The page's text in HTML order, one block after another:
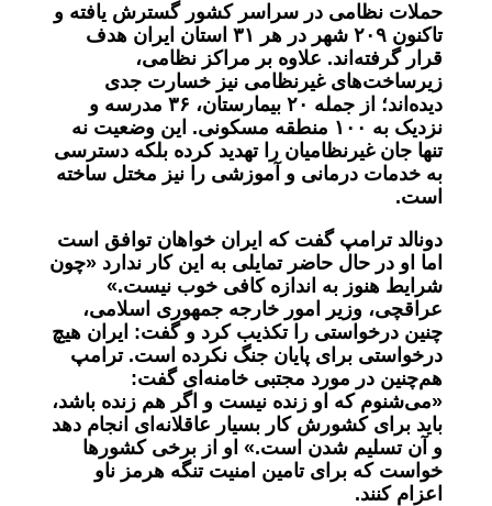
حملات نظامی در سراسر کشور گسترش یافته و
تاکنون ۲۰۹شهر در هر ۳۱استان ایران هدف
قرار گرفته‌اند. علاوه بر مراکز نظامی،
زیرساخت‌های غیرنظامی نیز خسارت جدی
دیده‌اند؛ از جمله ۲۰بیمارستان، ۳۶مدرسه و
نزدیک به ۱۰۰ منطقه مسکونی. این وضعیت نه
تنها جان غیرنظامیان را تهدید کرده بلکه دسترسی
به خدمات درمانی و آموزشی را نیز مختل ساخته
است.
دونالد ترامپ گفت که ایران خواهان توافق است
اما او در حال حاضر تمایلی به این کار ندارد «چون
شرایط هنوز به اندازه کافی خوب نیست.»
عراقچی، وزیر امور خارجه جمهوری اسلامی،
چنین درخواستی را
تکذیب کرد و گفت: ایران هیچ
درخواستی برای پایان جنگ نکرده است. ترامپ
هم‌چنین در مورد مجتبی خامنه‌ای گفت:
«می‌شنوم که او زنده نیست و اگر هم زنده باشد،
باید برای کشورش کار بسیار عاقلانه‌ای انجام دهد
و آن تسلیم شدن است.» او از برخی کشورها
خواست که برای تامین امنیت تنگه هرمز ناو
اعزام کنند.